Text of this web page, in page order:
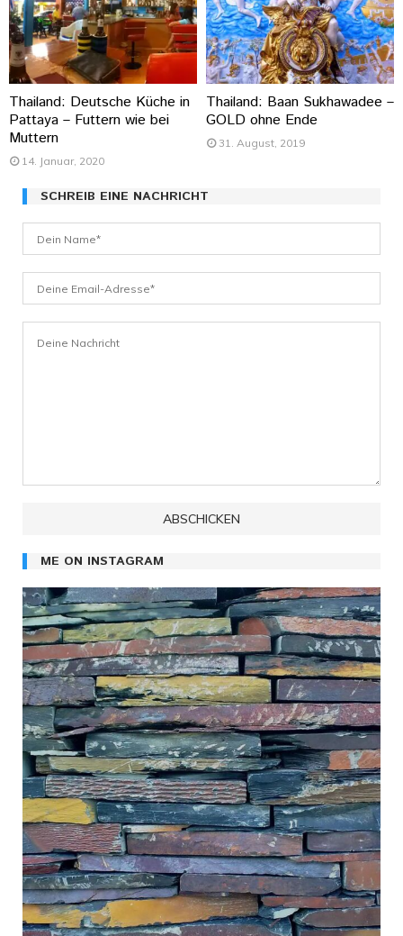
Thailand: Deutsche Küche in
Pattaya – Futtern wie bei
Muttern
14. Januar, 2020
Thailand: Baan Sukhawadee –
GOLD ohne Ende
31. August, 2019
SCHREIB EINE NACHRICHT
ME ON INSTAGRAM